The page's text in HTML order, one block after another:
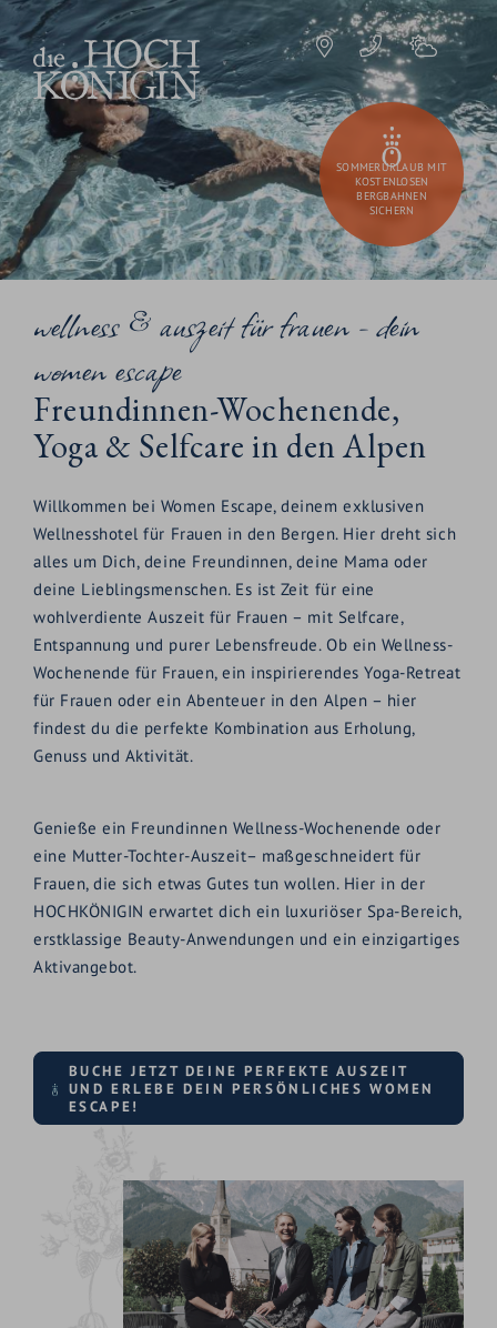
SOMMERURLAUB MIT
KOSTENLOSEN
BERGBAHNEN
SICHERN
wellness & auszeit für frauen - dein
women escape
Freundinnen-Wochenende,
Yoga & Selfcare in den Alpen
Willkommen bei Women Escape, deinem exklusiven
Wellnesshotel für Frauen in den Bergen. Hier dreht sich
alles um Dich, deine Freundinnen, deine Mama oder
deine Lieblingsmenschen. Es ist Zeit für eine
wohlverdiente Auszeit für Frauen – mit Selfcare,
Entspannung und purer Lebensfreude. Ob ein Wellness-
Wochenende für Frauen, ein inspirierendes Yoga-Retreat
für Frauen oder ein Abenteuer in den Alpen – hier
findest du die perfekte Kombination aus Erholung,
Genuss und Aktivität.
Genieße ein Freundinnen Wellness-Wochenende oder
eine Mutter-Tochter-Auszeit– maßgeschneidert für
Frauen, die sich etwas Gutes tun wollen. Hier in der
HOCHKÖNIGIN erwartet dich ein luxuriöser Spa-Bereich,
erstklassige Beauty-Anwendungen und ein einzigartiges
Aktivangebot.
BUCHE JETZT DEINE PERFEKTE AUSZEIT
UND ERLEBE DEIN PERSÖNLICHES WOMEN
ESCAPE!